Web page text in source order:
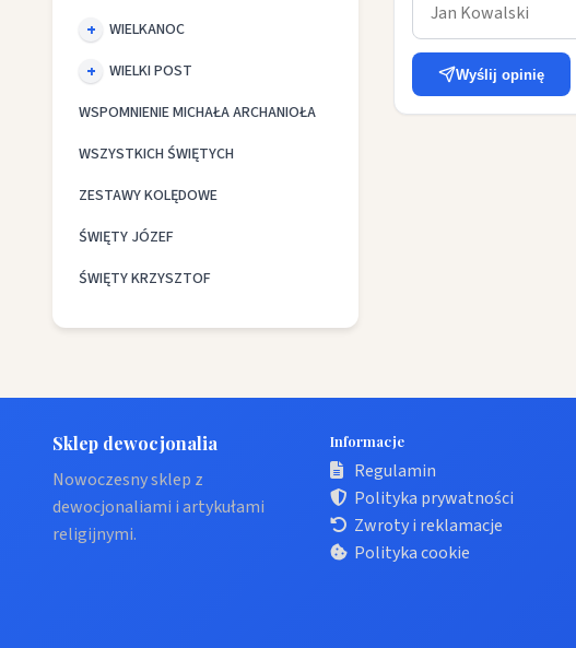
WIELKANOC
WIELKI POST
WSPOMNIENIE MICHAŁA ARCHANIOŁA
WSZYSTKICH ŚWIĘTYCH
ZESTAWY KOLĘDOWE
ŚWIĘTY JÓZEF
ŚWIĘTY KRZYSZTOF
Wyślij opinię
Sklep dewocjonalia
Nowoczesny sklep z
dewocjonaliami i artykułami
religijnymi.
Informacje
Regulamin
Polityka prywatności
Zwroty i reklamacje
Polityka cookie